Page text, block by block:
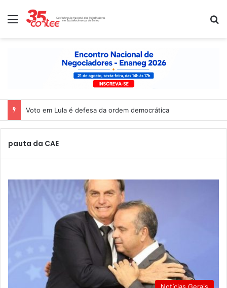
Menu
Voto em Lula é defesa da ordem democrática
pauta da CAE